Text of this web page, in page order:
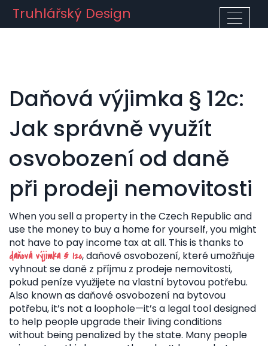
Truhlářský Design
Daňová výjimka § 12c:
Jak správně využít
osvobození od daně
při prodeji nemovitosti
When you sell a property in the Czech Republic and
use the money to buy a home for yourself, you might
not have to pay income tax at all. This is thanks to
daňová výjimka § 12c,daňové osvobození, které umožňuje
vyhnout se daně z příjmu z prodeje nemovitosti,
pokud peníze využijete na vlastní bytovou potřebu.
Also known asdaňové osvobození na bytovou
potřebu, it’s not a loophole—it’s a legal tool designed
to help people upgrade their living conditions
without being penalized by the state. Many people